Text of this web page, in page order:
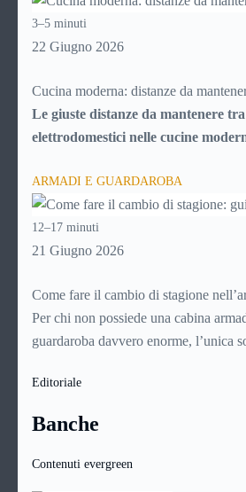
risolverli da soli, senza chiamare il
quindi soldi.
3–5 minuti
22 Giugno 2026
Cucina moderna: distanze da
Le giuste distanze da mantenere
elettrodomestici nelle cucine
le infinite possibilità messe a
realtà la scelta è resa “difficile”
possibilità fra cui scegliere, che
cucina in una vera e propria impresa,
po’ di conoscenza rispetto a ciò che si
possibile affidarsi ai rivenditori, che
fondo le nostre esigenze e potrebbero
economico: ogni singolo elemento in
base infatti, aumenterà il costo finale.
ARMADI E GUARDAROBA
12–17 minuti
21 Giugno 2026
Come fare il cambio di stagione
Per chi non possiede una cabina
guardaroba davvero enorme, l’unica
cambio di stagione. Odiato e temuto
dove il clima ci mette di fronte a 4
climi differenti e quindi con tanti tipi di
Editoriale
Banche
Contenuti evergreen